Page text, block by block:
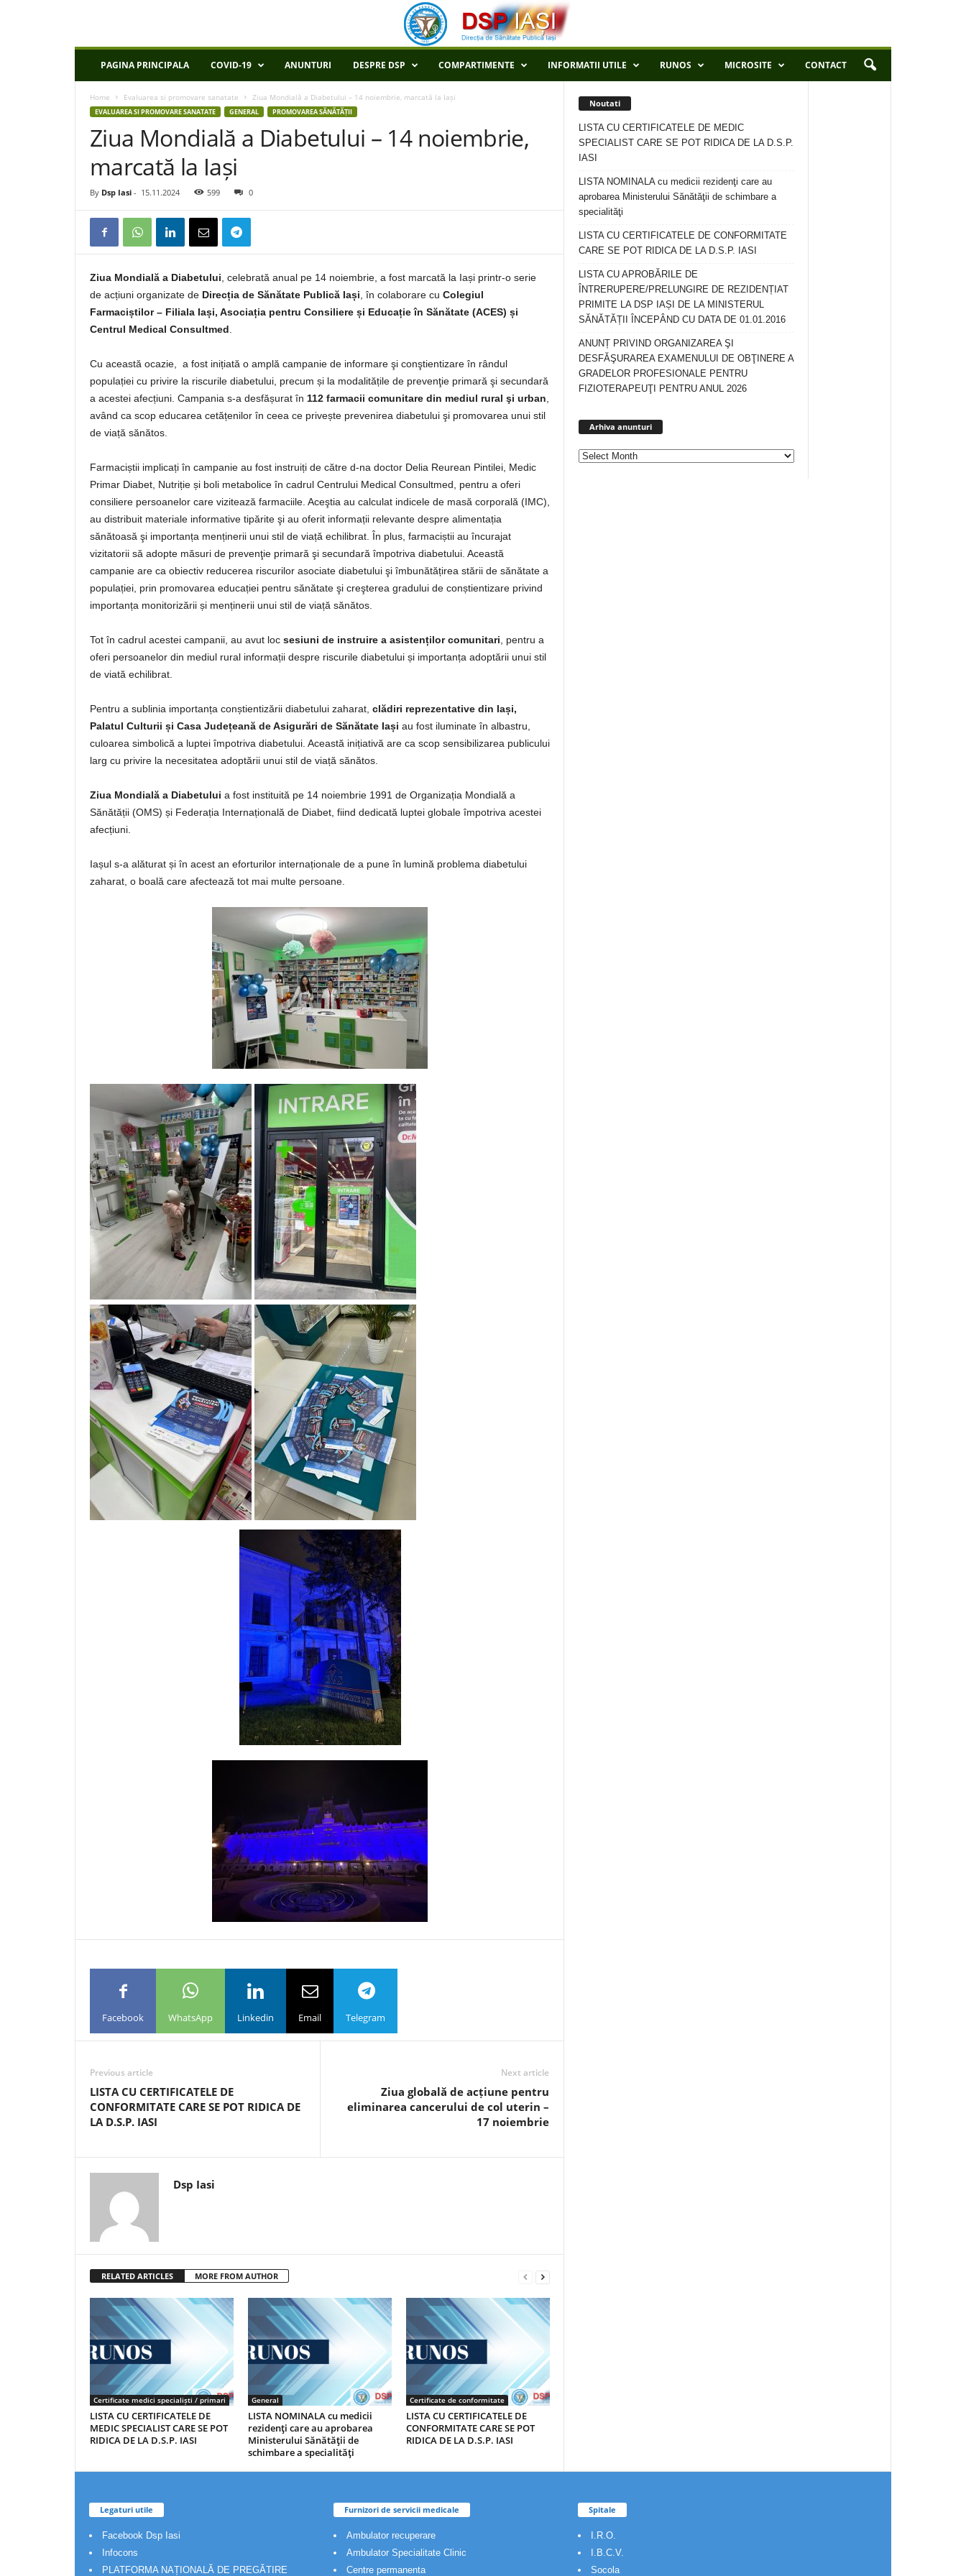
P
PAGINA PRINCIPALA COVID-19 ANUNTURI DESPRE DSP COMPARTIMENTE INFORMATII UTILE RUNOS MICROSITE CONTACT
Home Evaluarea si promovare sanatate Ziua Mondială a Diabetului – 14 noiembrie, marcată la Iași
EVALUAREA SI PROMOVARE SANATATE GENERAL PROMOVAREA SĂNĂTĂȚII
Ziua Mondială a Diabetului – 14 noiembrie,
marcată la Iași
By Dsp Iasi - 15.11.2024 599 0
Ziua Mondială a Diabetului , celebrată anual pe 14 noiembrie, a fost marcată la Iași printr-o serie
de acțiuni organizate de Direcția de Sănătate Publică Iași , în colaborare cu Colegiul
Farmaciștilor – Filiala Iași, Asociația pentru Consiliere și Educație în Sănătate (ACES) și
Centrul Medical Consultmed
Cu această ocazie, a fost inițiată o amplă campanie de informare şi conştientizare în rândul
populației cu privire la riscurile diabetului, precum și la modalitățile de prevenţie primară şi secundară
a acestei afecțiuni. Campania s-a desfășurat în 112 farmacii comunitare din mediul rural şi urban
având ca scop educarea cetățenilor în ceea ce privește prevenirea diabetului şi promovarea unui stil
de viață sănătos.
Farmaciștii implicați în campanie au fost instruiți de către d-na doctor Delia Reurean Pintilei, Medic
Primar Diabet, Nutriție și boli metabolice în cadrul Centrului Medical Consultmed, pentru a oferi
consiliere persoanelor care vizitează farmaciile. Aceştia au calculat indicele de masă corporală (IMC),
au distribuit materiale informative tipărite şi au oferit informații relevante despre alimentația
sănătoasă şi importanța menținerii unui stil de viață echilibrat. În plus, farmaciștii au încurajat
vizitatorii să adopte măsuri de prevenţie primară şi secundară împotriva diabetului. Această
campanie are ca obiectiv reducerea riscurilor asociate diabetului şi îmbunătățirea stării de sănătate a
populației, prin promovarea educației pentru sănătate şi creşterea gradului de conștientizare privind
importanța monitorizării și menținerii unui stil de viață sănătos.
Tot în cadrul acestei campanii, au avut loc sesiuni de instruire a asistenților comunitari , pentru a
oferi persoanelor din mediul rural informații despre riscurile diabetului și importanța adoptării unui stil
de viată echilibrat.
Pentru a sublinia importanța conștientizării diabetului zaharat, clădiri reprezentative din Iași,
Palatul Culturii și Casa Județeană de Asigurări de Sănătate Iași au fost iluminate în albastru,
culoarea simbolică a luptei împotriva diabetului. Această inițiativă are ca scop sensibilizarea publicului
larg cu privire la necesitatea adoptării unui stil de viață sănătos.
Ziua Mondială a Diabetului a fost instituită pe 14 noiembrie 1991 de Organizația Mondială a
Sănătății (OMS) și Federația Internațională de Diabet, fiind dedicată luptei globale împotriva acestei
afecțiuni.
Iașul s-a alăturat și în acest an eforturilor internaționale de a pune în lumină problema diabetului
zaharat, o boală care afectează tot mai multe persoane.
Facebook WhatsApp Linkedin Email Telegram
Previous article
LISTA CU CERTIFICATELE DE
CONFORMITATE CARE SE POT RIDICA DE
LA D.S.P. IASI
Next article
Ziua globală de acțiune pentru
eliminarea cancerului de col uterin –
17 noiembrie
Dsp Iasi
RELATED ARTICLES MORE FROM AUTHOR
Certificate medici specialiști / primari
LISTA CU CERTIFICATELE DE
MEDIC SPECIALIST CARE SE POT
RIDICA DE LA D.S.P. IASI
General
LISTA NOMINALA cu medicii
rezidenţi care au aprobarea
Ministerului Sănătăţii de
schimbare a specialităţi
Certificate de conformitate
LISTA CU CERTIFICATELE DE
CONFORMITATE CARE SE POT
RIDICA DE LA D.S.P. IASI
Noutati
LISTA CU CERTIFICATELE DE MEDIC
SPECIALIST CARE SE POT RIDICA DE LA D.S.P.
IASI
LISTA NOMINALA cu medicii rezidenţi care au
aprobarea Ministerului Sănătăţii de schimbare a
specialităţi
LISTA CU CERTIFICATELE DE CONFORMITATE
CARE SE POT RIDICA DE LA D.S.P. IASI
LISTA CU APROBĂRILE DE
ÎNTRERUPERE/PRELUNGIRE DE REZIDENȚIAT
PRIMITE LA DSP IAȘI DE LA MINISTERUL
SĂNĂTĂȚII ÎNCEPÂND CU DATA DE 01.01.2016
ANUNȚ PRIVIND ORGANIZAREA ŞI
DESFĂŞURAREA EXAMENULUI DE OBŢINERE A
GRADELOR PROFESIONALE PENTRU
FIZIOTERAPEUŢI PENTRU ANUL 2026
Arhiva anunturi
Legaturi utile
Facebook Dsp Iasi
Infocons
PLATFORMA NAȚIONALĂ DE PREGĂTIRE
Furnizori de servicii medicale
Ambulator recuperare
Ambulator Specialitate Clinic
Centre permanenta
Spitale
I.R.O.
I.B.C.V.
Socola